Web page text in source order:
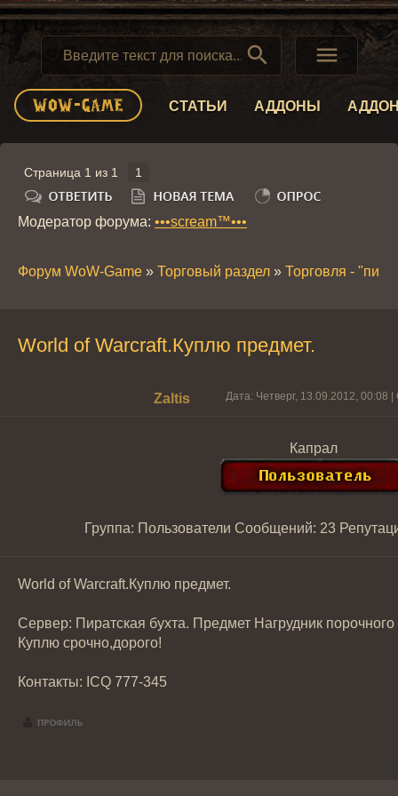
 
СТАТЬИ АДДОНЫ
Страница 1 из 1 1
Модератор форума: •••scream™•••
Форум WoW-Game » Торговый раздел » Торговля -
World of Warcraft.Куплю предмет.
Zaltis Дата: Четверг, 13.09.2012, 00:08
Капрал
Группа: Пользователи Сообщений: 23
World of Warcraft.Куплю предмет.
Сервер: Пиратская бухта. Предмет Нагрудник
Куплю срочно,дорого!
Контакты: ICQ 777-345